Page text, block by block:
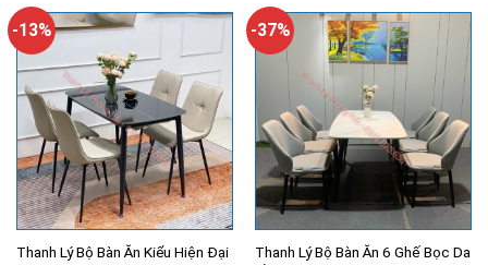
4,940,000₫.
-13%
Thanh Lý Bộ Bàn Ăn Kiểu Hiện Đại
-37%
Thanh Lý Bộ Bàn Ăn 6 Ghế Bọc Da